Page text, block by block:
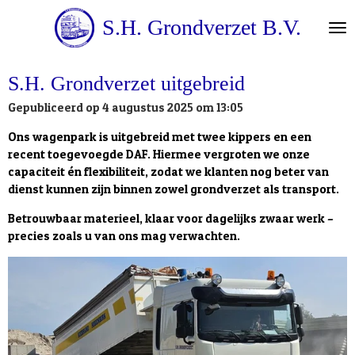
hoofdinhoud
S.H. Grondverzet B.V.
S.H. Grondverzet uitgebreid
Gepubliceerd op 4 augustus 2025 om 13:05
Ons wagenpark is uitgebreid met twee kippers en een
recent toegevoegde DAF. Hiermee vergroten we onze
capaciteit én flexibiliteit, zodat we klanten nog beter van
dienst kunnen zijn binnen zowel grondverzet als transport.
Betrouwbaar materieel, klaar voor dagelijks zwaar werk –
precies zoals u van ons mag verwachten.